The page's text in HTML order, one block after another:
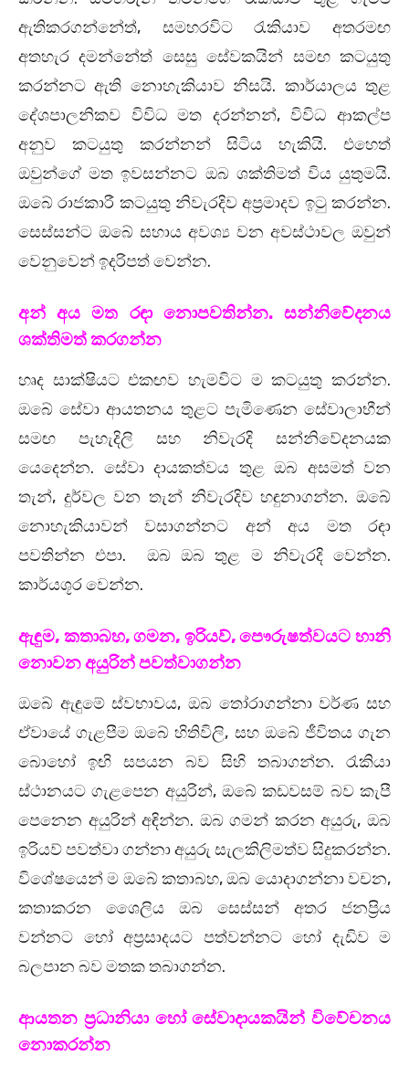
ඇතිකරගන්නේත්, සමහරවිට රැකියාව අතරමඟ
අතහැර දමන්නේත් සෙසු සේවකයින් සමඟ කටයුතු
කරන්නට ඇති නොහැකියාව නිසයි. කාර්යාලය තුළ
දේශපාලනිකව විවිධ මත දරන්නන්, විවිධ ආකල්ප
අනුව කටයුතු කරන්නන් සිටිය හැකියි. එහෙත්
ඔවුන්ගේ මත ඉවසන්නට ඔබ ශක්තිමත් විය යුතුමයි.
ඔබේ රාජකාරී කටයුතු නිවැරදිව අප්‍රමාදව ඉටු කරන්න.
සෙස්සන්ට ඔබේ සහාය අවශ්‍ය වන අවස්ථාවල ඔවුන්
වෙනුවෙන් ඉදරිපත් වෙන්න.
අන් අය මත රඳා නොපවතින්න. සන්නිවේදනය
ශක්තිමත් කරගන්න
හෘද සාක්ෂියට එකඟව හැමවිට ම කටයුතු කරන්න.
ඔබේ සේවා ආයතනය තුළට පැමිණෙන ‍‍සේවාලාභීන්‍
සමඟ පැහැදිලි සහ නිවැරදි සන්නිවේදනයක
යෙදෙන්න. සේවා දායකත්වය තුළ ඔබ අසමත් වන
තැන්, දුර්වල වන තැන් නිවැරදිව හඳුනාගන්න. ඔබේ
නොහැකියාවන් වසාගන්නට අන් අය මත රඳා
පවතින්න එපා. ඔබ ඔබ තුළ ම නිවැරදි වෙන්න.
කාර්යශූර වෙන්න.
ඇඳුම, කතාබහ, ගමන, ඉරියව්, පෞරුෂත්වයට හානි
නොවන අයුරින් පවත්වාගන්න
ඔබේ ඇඳුමේ ස්වභාවය, ඔබ තෝරාගන්නා වර්ණ සහ
ඒවායේ ගැළපීම ඔබේ හිතිවිලි, සහ ඔබේ ජීවිතය ගැන
බොහෝ ඉඟි සපයන බව සිහි තබාගන්න. රැකියා
ස්ථානයට ගැ‍ළපෙන අයුරින්, ඔබේ කඩවසම් බව කැපී
පෙනෙන අයුරින් අඳින්න. ඔබ ගමන් කරන අයුරු, ඔබ
ඉරියව් පවත්වා ගන්නා අයුරු සැලකිලිමත්ව සිදුකරන්න.
විශේෂයෙන් ම ඔබේ කතාබහ, ඔබ යොදාගන්නා වචන,
කතාකරන ශෛලිය ඔබ සෙස්සන් අතර ජනප්‍රිය
වන්නට හෝ අප්‍රසාදයට පත්වන්නට හෝ දැඩිව ම
බලපාන බව මතක තබාගන්න.
ආයතන ප්‍රධානියා හෝ සේවාදායකයින් විවේචනය
නොකරන්න